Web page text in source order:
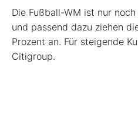
Die Fußball-WM ist nur
und passend dazu ziehen
Prozent an. Für steigende
Citigroup.